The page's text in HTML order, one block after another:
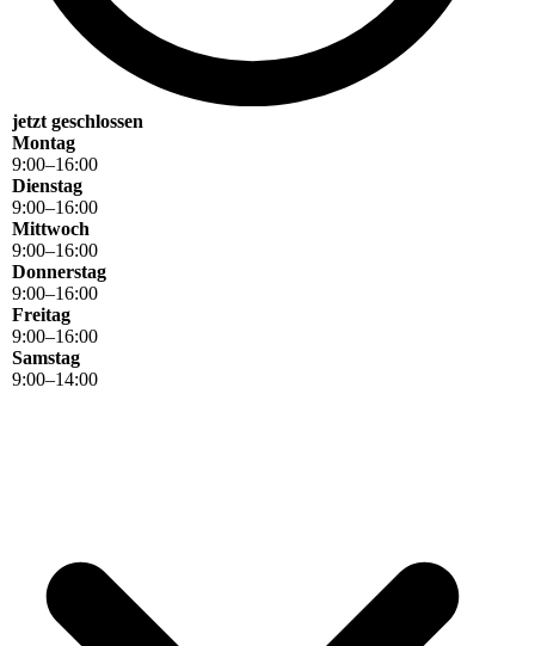
jetzt geschlossen
Montag
9:00–16:00
Dienstag
9:00–16:00
Mittwoch
9:00–16:00
Donnerstag
9:00–16:00
Freitag
9:00–16:00
Samstag
9:00–14:00